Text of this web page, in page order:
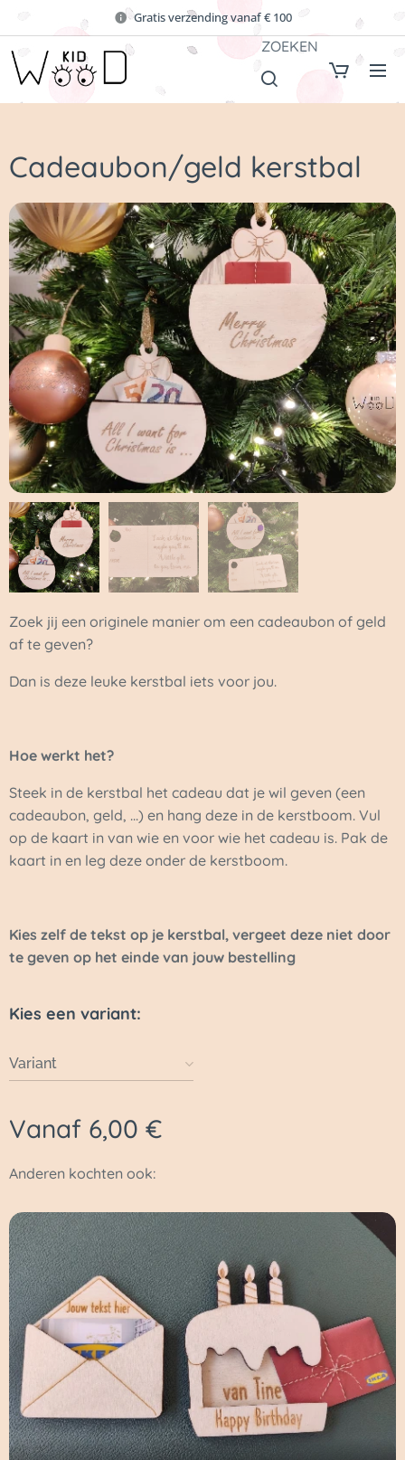
Gratis verzending vanaf € 100
ZOEKEN
Cadeaubon/geld kerstbal
Zoek jij een originele manier om een cadeaubon of geld
af te geven?
Dan is deze leuke kerstbal iets voor jou.
Hoe werkt het?
Steek in de kerstbal het cadeau dat je wil geven (een
cadeaubon, geld, ...) en hang deze in de kerstboom. Vul
op de kaart in van wie en voor wie het cadeau is. Pak de
kaart in en leg deze onder de kerstboom.
Kies zelf de tekst op je kerstbal, vergeet deze niet door
te geven op het einde van jouw bestelling
Kies een variant:
Variant
Vanaf 6,00 €
Anderen kochten ook: